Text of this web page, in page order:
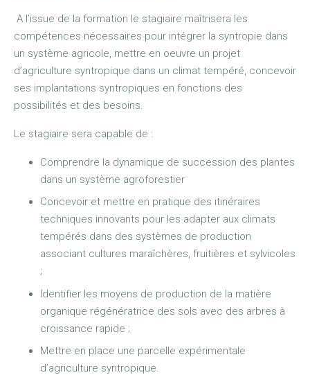
A l’issue de la formation le stagiaire maîtrisera les
compétences nécessaires pour intégrer la syntropie dans
un système agricole, mettre en oeuvre un projet
d’agriculture syntropique dans un climat tempéré, concevoir
ses implantations syntropiques en fonctions des
possibilités et des besoins.
Le stagiaire sera capable de :
Comprendre la dynamique de succession des plantes
dans un système agroforestier
Concevoir et mettre en pratique des itinéraires
techniques innovants pour les adapter aux climats
tempérés dans des systèmes de production
associant cultures maraîchères, fruitières et sylvicoles
;
Identifier les moyens de production de la matière
organique régénératrice des sols avec des arbres à
croissance rapide ;
Mettre en place une parcelle expérimentale
d’agriculture syntropique.